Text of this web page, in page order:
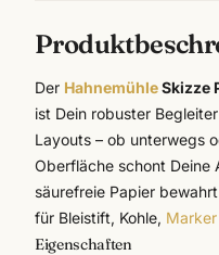
Der HahnemühleSkizze
ist Dein robuster
Layouts – ob unterwegs
Oberfläche schont Deine
säurefreie Papier
für Bleistift, Kohle, Marker
Eigenschaften